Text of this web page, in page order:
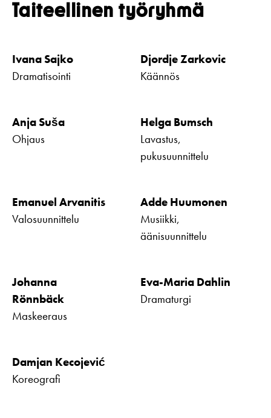
Taiteellinen työryhmä
Ivana Sajko
Dramatisointi
Djordje Zarkovic
Käännös
Anja Suša
Ohjaus
Helga Bumsch
Lavastus,
pukusuunnittelu
Emanuel Arvanitis
Valosuunnittelu
Adde Huumonen
Musiikki,
äänisuunnittelu
Johanna
Rönnbäck
Maskeeraus
Eva-Maria Dahlin
Dramaturgi
Damjan Kecojević
Koreografi